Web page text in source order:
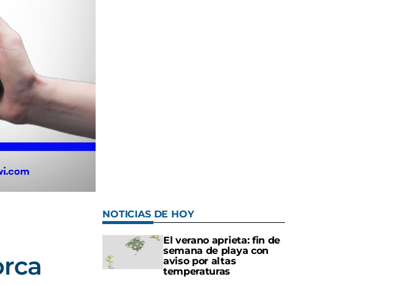
NOTICIAS DE HOY
El verano aprieta: fin de
semana de playa con
aviso por altas
temperaturas